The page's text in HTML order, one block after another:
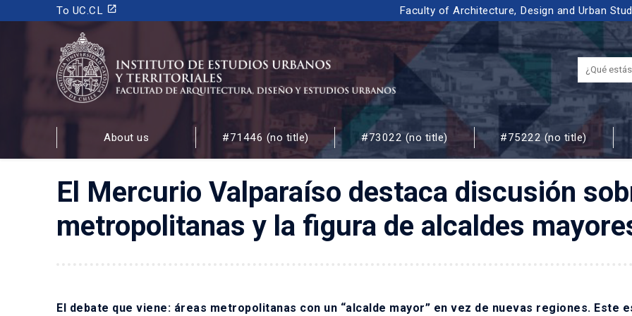
To UC.CL launch Faculty of Architecture, Design and Urban
INSTITUTO DE ESTUDIOS URBANOS
Y TERRITORIALES
FACULTAD DE ARQUITECTURA, DISEÑO Y ESTUDIOS URBANOS
About us #71446 (no title) #73022 (no title) #75222 (no title)
El Mercurio Valparaíso destaca discusión
metropolitanas y la figura de alcaldes
El debate que viene: áreas metropolitanas con un “alcalde mayor” en vez de nuevas regiones. Este